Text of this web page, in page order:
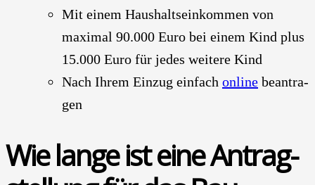
Mit einem Haus­halts­ein­kom­men von
maxi­mal 90.000 Euro bei einem Kind plus
15.000 Euro für jedes wei­te­re Kind
Nach Ihrem Ein­zug ein­fach online bean­tra­
gen
Wie lan­ge ist eine Antrag­